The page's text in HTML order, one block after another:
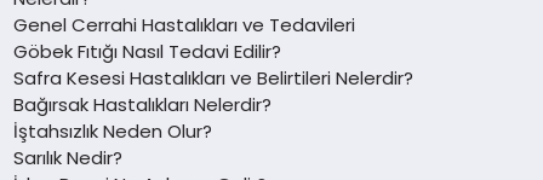
Genel Cerrahi Hastalıkları ve Tedavileri
Göbek Fıtığı Nasıl Tedavi Edilir?
Safra Kesesi Hastalıkları ve Belirtileri Nelerdir?
Bağırsak Hastalıkları Nelerdir?
İştahsızlık Neden Olur?
Sarılık Nedir?